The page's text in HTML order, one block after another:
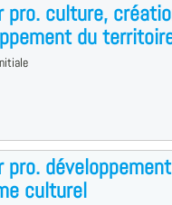
pro. culture,
du
pro.
culturel